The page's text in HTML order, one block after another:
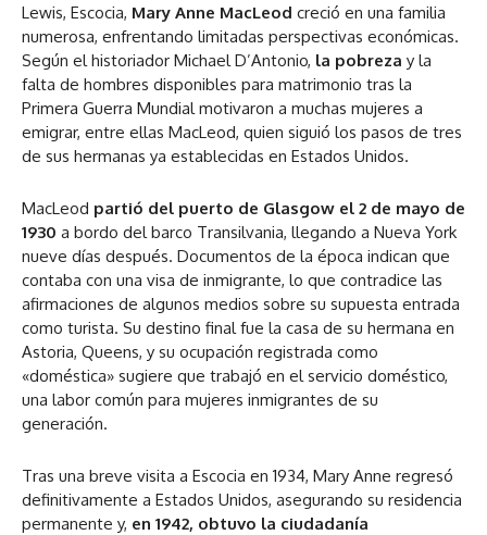
Lewis, Escocia, Mary Anne MacLeod creció en una familia
numerosa, enfrentando limitadas perspectivas económicas.
Según el historiador Michael D’Antonio, la pobreza y la
falta de hombres disponibles para matrimonio tras la
Primera Guerra Mundial motivaron a muchas mujeres a
emigrar, entre ellas MacLeod, quien siguió los pasos de tres
de sus hermanas ya establecidas en Estados Unidos.
MacLeod partió del puerto de Glasgow el 2 de mayo de
1930 a bordo del barco Transilvania, llegando a Nueva York
nueve días después. Documentos de la época indican que
contaba con una visa de inmigrante, lo que contradice las
afirmaciones de algunos medios sobre su supuesta entrada
como turista. Su destino final fue la casa de su hermana en
Astoria, Queens, y su ocupación registrada como
«doméstica» sugiere que trabajó en el servicio doméstico,
una labor común para mujeres inmigrantes de su
generación.
Tras una breve visita a Escocia en 1934, Mary Anne regresó
definitivamente a Estados Unidos, asegurando su residencia
permanente y, en 1942, obtuvo la ciudadanía